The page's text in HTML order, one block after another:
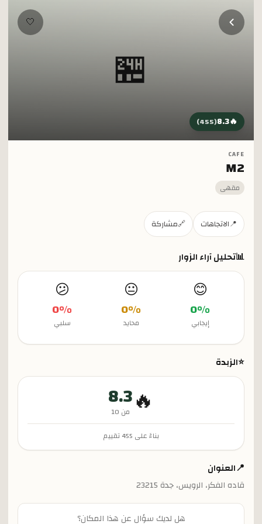
تخطي إلى المحتوى الرئيسي
🏪
🤍
🔥
8.3
(
455
)
CAFE
M2
مقهى
📍الاتجاهات 🔗مشاركة
📊تحليل آراء الزوار
😊
0%
إيجابي
😐
0%
محايد
😕
0%
سلبي
⭐الزبدة
🔥
8.3
من 10
بناءً على 455تقييم
📍العنوان
قاده الفكر، الرويس، جدة 23215
هل لديك سؤال عن هذا المكان؟